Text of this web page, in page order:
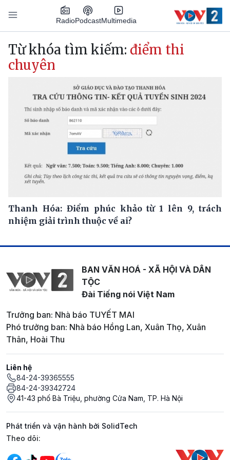
Nhảy đến nội dung
RadioPodcastMultimedia
Main navigation
Từ khóa tìm kiếm: điểm thi
chuyên
Thanh Hóa: Điểm phúc khảo từ 1 lên 9, trách
nhiệm giải trình thuộc về ai?
BAN VĂN HOÁ - XÃ HỘI VÀ DÂN
TỘC
Đài Tiếng nói Việt Nam
Trưởng ban: Nhà báo TUYẾT MAI
Phó trưởng ban: Nhà báo Hồng Lan, Xuân Thọ, Xuân
Thân, Hoài Thu
Liên hệ
84-24-39365555
84-24-39342724
41-43 phố Bà Triệu, phường Cửa Nam, TP. Hà Nội
Phát triển và vận hành bởi SolidTech
Mạng xã hội
Theo dõi: